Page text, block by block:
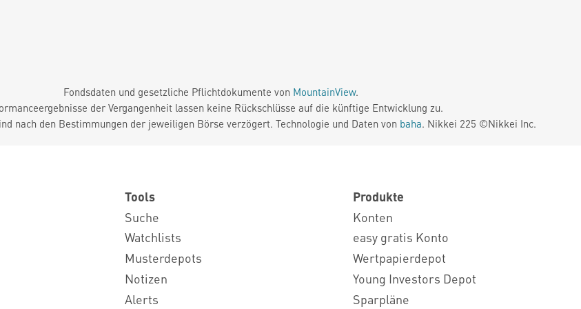
Fondsdaten und gesetzliche Pflichtdokumente von MountainView.
der Vergangenheit lassen keine Rückschlüsse auf die künftige Entwicklung zu.
nach den Bestimmungen der jeweiligen Börse verzögert. Technologie und Daten von baha. Nikkei 225 ©Nikkei Inc.
Tools
Suche
Watchlists
Musterdepots
Notizen
Alerts
Produkte
Konten
easy gratis Konto
Wertpapierdepot
Young Investors Depot
Sparpläne